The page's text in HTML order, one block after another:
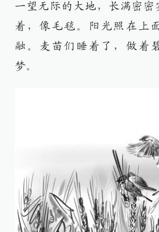
一望无际的大地，长满密密
着，像毛毯。阳光照在上
融。麦苗们睡着了，做着
梦。